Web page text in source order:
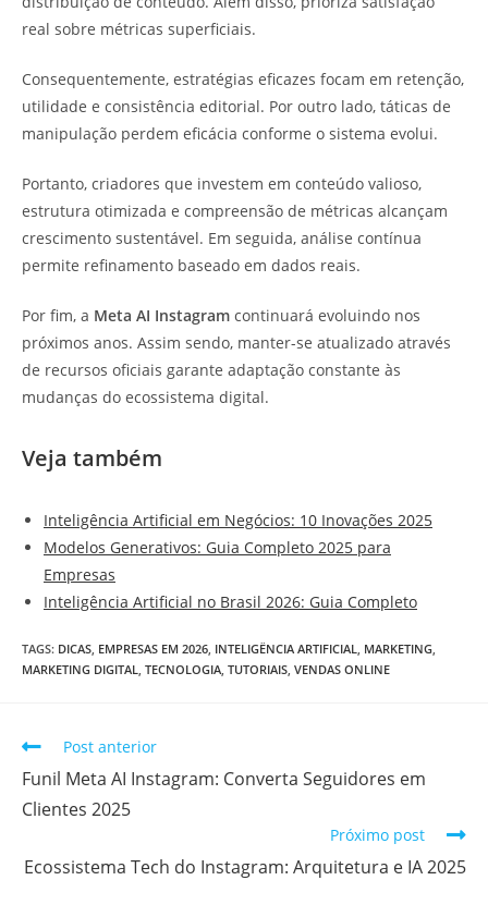
real sobre métricas superficiais.
Consequentemente, estratégias eficazes focam em retenção,
utilidade e consistência editorial. Por outro lado, táticas de
manipulação perdem eficácia conforme o sistema evolui.
Portanto, criadores que investem em conteúdo valioso,
estrutura otimizada e compreensão de métricas alcançam
crescimento sustentável. Em seguida, análise contínua
permite refinamento baseado em dados reais.
Por fim, a Meta AI Instagram continuará evoluindo nos
próximos anos. Assim sendo, manter-se atualizado através
de recursos oficiais garante adaptação constante às
mudanças do ecossistema digital.
Veja também
Inteligência Artificial em Negócios: 10 Inovações 2025
Modelos Generativos: Guia Completo 2025 para
Empresas
Inteligência Artificial no Brasil 2026: Guia Completo
TAGS: DICAS, EMPRESAS EM 2026, INTELIGËNCIA ARTIFICIAL, MARKETING,
MARKETING DIGITAL, TECNOLOGIA, TUTORIAIS, VENDAS ONLINE
Post anterior
Funil Meta AI Instagram: Converta Seguidores em
Clientes 2025
Próximo post
Ecossistema Tech do Instagram: Arquitetura e IA 2025